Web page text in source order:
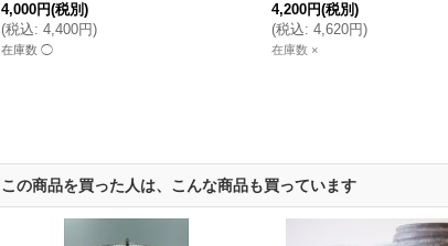
4,000円(税別)
(税込: 4,400円)
在庫数 ◯
4,200円(税別)
(税込: 4,620円)
在庫数 ×
この商品を買った人は、こんな商品も買っています